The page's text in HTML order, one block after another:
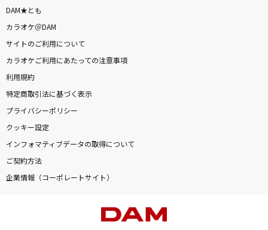
DAM★とも
カラオケ＠DAM
サイトのご利用について
カラオケご利用にあたっての注意事項
利用規約
特定商取引法に基づく表示
プライバシーポリシー
クッキー設定
インフォマティブデータの取得について
ご契約方法
企業情報（コーポレートサイト）